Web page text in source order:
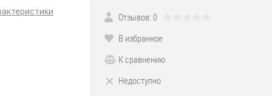
Отзывов: 0
В избранное
К сравнению
Недоступно